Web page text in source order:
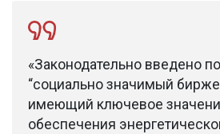
«Законодательно введено
“социально значимый
имеющий ключевое
обеспечения